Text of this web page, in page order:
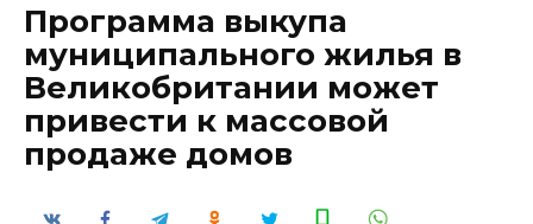
Программа выкупа
муниципального жилья в
Великобритании может
привести к массовой
продаже домов